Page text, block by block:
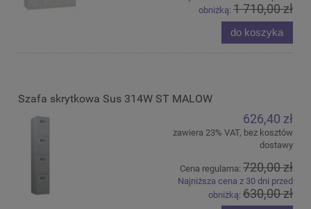
obniżką: 1 710,00 zł
do koszyka
Szafa skrytkowa Sus 314W ST MALOW
626,40 zł
zawiera 23% VAT, bez kosztów
dostawy
Cena regularna: 720,00 zł
Najniższa cena z 30 dni przed
obniżką: 630,00 zł